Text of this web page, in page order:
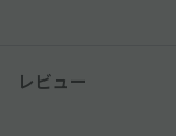
レビュー